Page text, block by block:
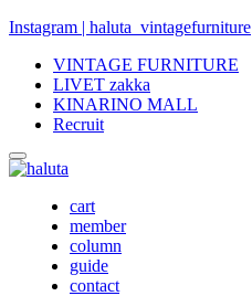
Instagram | haluta_vintagefurniture
VINTAGE FURNITURE
LIVET zakka
KINARINO MALL
Recruit
cart
member
column
guide
contact